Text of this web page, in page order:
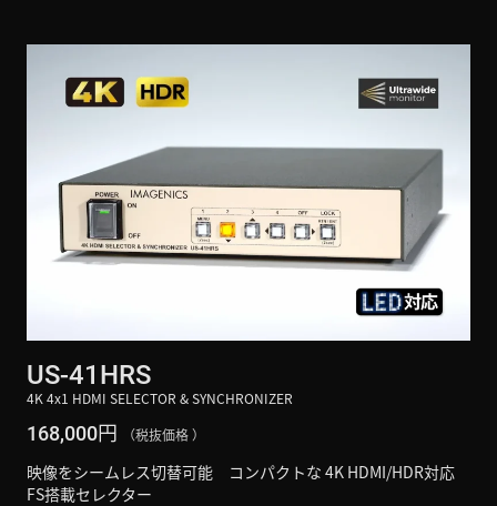
US-41HRS
4K 4x1 HDMI SELECTOR & SYNCHRONIZER
168,000円 （税抜価格 ）
映像をシームレス切替可能 コンパクトな 4K HDMI/HDR対応
FS搭載セレクター